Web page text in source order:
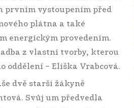
prvním vystoupením před
plátna a také
energickým provedením.
z vlastní tvorby, kterou
oddělení – Eliška Vrabcová.
dvě starší žákyně
Svůj um předvedla